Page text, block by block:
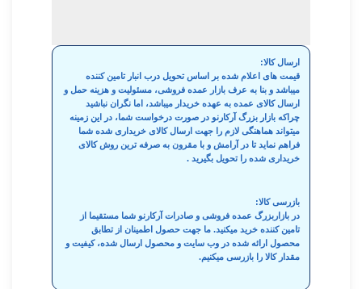
ارسال کالا:
قیمت های اعلام شده بر اساس تحویل درب انبار تامین کننده
میباشد و بنا به عرف بازار عمده فروشی، مسئولیت و هزینه حمل و
ارسال کالای عمده به عهده خریدار میباشد، اما نگران نباشید
چراکه بازار بزرگ آرکارنو در صورت درخواست شما، در این زمینه
میتواند هماهنگی لازم را جهت ارسال کالای خریداری شده شما
فراهم نماید تا در آرامش و با مقرون به صرفه ترین روش کالای
خریداری شده را تحویل بگیرید .
بازرسی کالا:
در بازاربزرگ عمده فروشی و صادرات آرکارنو شما مستقیما از
تامین کننده خرید میکنید. ما جهت حصول اطمینان از تطابق
محصول ارائه شده در وب سایت و محصول ارسال شده، کیفیت و
مقدار کالا را بازرسی میکنیم.